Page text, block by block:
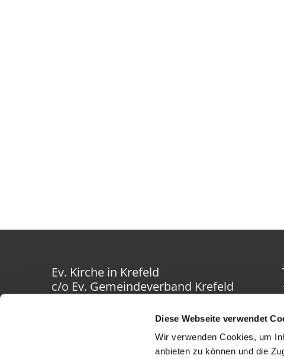
Diese Webseite verwendet
Wir verwenden Cookies, um
anbieten zu können und die
Ev. Kirche in Krefeld
c/o Ev. Gemeindeverband Krefeld